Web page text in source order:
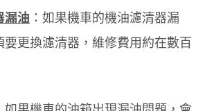
漏油 ：如果機車的機油濾清器漏
要更換濾清器，維修費用約在數百